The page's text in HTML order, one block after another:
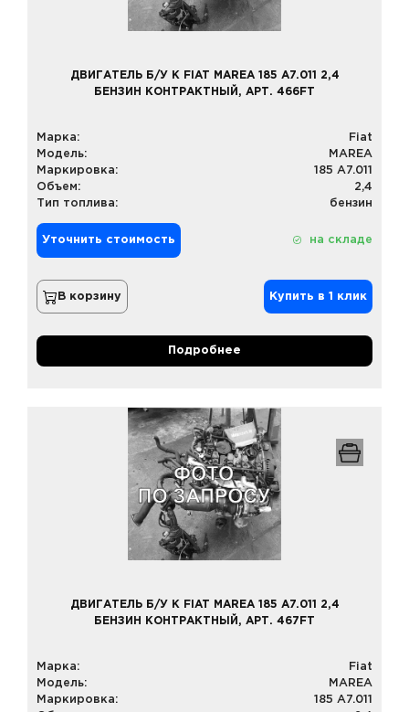
ДВИГАТЕЛЬ Б/У К FIAT MAREA 185 A7.011 2,4
БЕНЗИН КОНТРАКТНЫЙ, АРТ. 466FT
Марка:
Fiat
Модель:
MAREA
Маркировка:
185 A7.011
Объем:
2,4
Тип топлива:
бензин
Уточнить стоимость на складе
В корзину Купить в 1 клик
Подробнее
ДВИГАТЕЛЬ Б/У К FIAT MAREA 185 A7.011 2,4
БЕНЗИН КОНТРАКТНЫЙ, АРТ. 467FT
Марка:
Fiat
Модель:
MAREA
Маркировка:
185 A7.011